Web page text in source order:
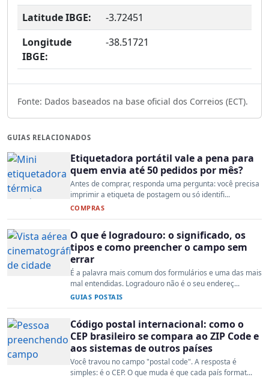
Latitude IBGE:
-3.72451
Longitude
IBGE:
-38.51721
Fonte: Dados baseados na base oficial dos Correios (ECT).
GUIAS RELACIONADOS
Etiquetadora portátil vale a pena para
quem envia até 50 pedidos por mês?
Antes de comprar, responda uma pergunta: você precisa
imprimir a etiqueta de postagem ou só identifi...
COMPRAS
O que é logradouro: o significado, os
tipos e como preencher o campo sem
errar
É a palavra mais comum dos formulários e uma das mais
mal entendidas. Logradouro não é o seu endereç...
GUIAS POSTAIS
Código postal internacional: como o
CEP brasileiro se compara ao ZIP Code e
aos sistemas de outros países
Você travou no campo "postal code". A resposta é
simples: é o CEP. O que muda é que cada país format...